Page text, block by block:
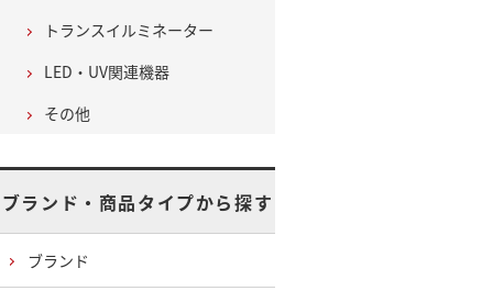
トランスイルミネーター
LED・UV関連機器
その他
ブランド・商品タイプから探す
ブランド